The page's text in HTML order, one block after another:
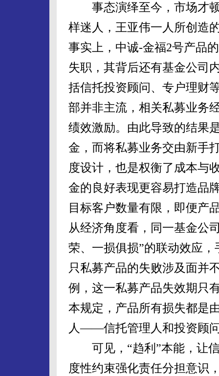
事态演绎至今，市场才顿
样迷人，王亚伟一人所创造
事实上，中诚-金福2号产品
失职，其背后还有基金公司
括信托投资顾问、专户理财
部并非主流，相关私募业务
绩效激励。由此导致的结果
金，而将私募业务交由新手
度设计，也是权衡了成本与
金的良好表现更容易打造品
目标客户数量有限，即便产
从经济角度看，同一基金公
荣、一损俱损”的联动效应
只私募产品的失败涉及面并
例，这一私募产品失效期只
本规定，产品所有损失都是
人——信托管理人和投资顾
可见，“趋利”本能，让信
度性约束强化责任分担意识